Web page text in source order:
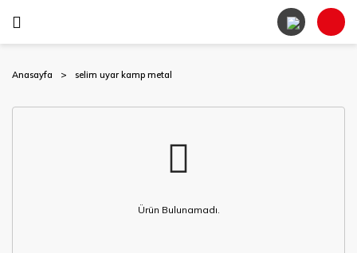
Anasayfa selim uyar kamp metal
Ürün Bulunamadı.